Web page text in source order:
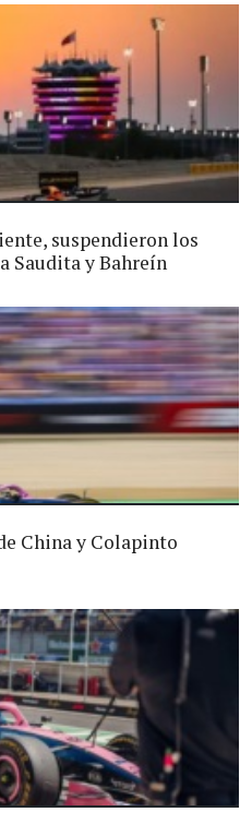
suspendieron los
Saudita y Bahreín
China y Colapinto